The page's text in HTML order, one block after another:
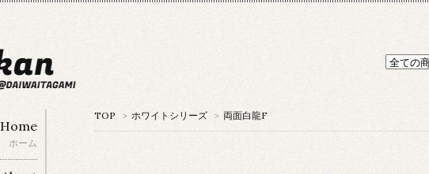
TOP > ホワイトシリーズ > 両面白龍F
Home
ホーム